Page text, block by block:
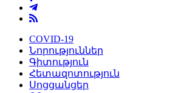
COVID-19
Նորություններ
Գիտություն
Հետազոտություն
Սոցցանցեր